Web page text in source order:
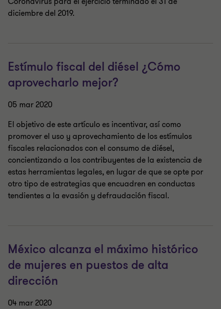
diciembre del 2019.
Estímulo fiscal del diésel ¿Cómo
aprovecharlo mejor?
05 mar 2020
El objetivo de este artículo es incentivar, así como
promover el uso y aprovechamiento de los estímulos
fiscales relacionados con el consumo de diésel,
concientizando a los contribuyentes de la existencia de
estas herramientas legales, en lugar de que se opte por
otro tipo de estrategias que encuadren en conductas
tendientes a la evasión y defraudación fiscal.
México alcanza el máximo histórico
de mujeres en puestos de alta
dirección
04 mar 2020